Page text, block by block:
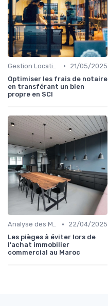
Gestion Locative et Asset Management •
21/05/2025
Optimiser les frais de notaire
en transférant un bien
propre en SCI
Analyse des Marchés Locaux et Globaux •
22/04/2025
Les pièges à éviter lors de
l'achat immobilier
commercial au Maroc